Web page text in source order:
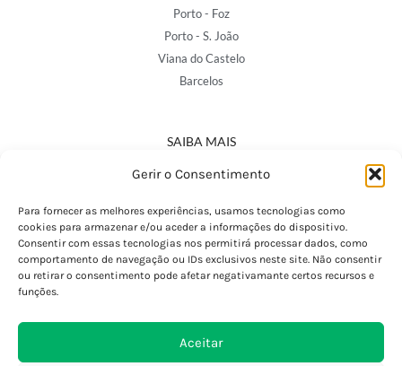
Gerir o Consentimento
Para fornecer as melhores experiências, usamos tecnologias como
cookies para armazenar e/ou aceder a informações do dispositivo.
Consentir com essas tecnologias nos permitirá processar dados, como
comportamento de navegação ou IDs exclusivos neste site. Não consentir
ou retirar o consentimento pode afetar negativamante certos recursos e
funções.
Aceitar
Porto - Foz
Porto - S. João
Viana do Castelo
Barcelos
SAIBA MAIS
Política de Privacidade
Termos e Condições
Perguntas Frequentes
Custos de Envio
Encomendas Internacionais
Devoluções e Trocas